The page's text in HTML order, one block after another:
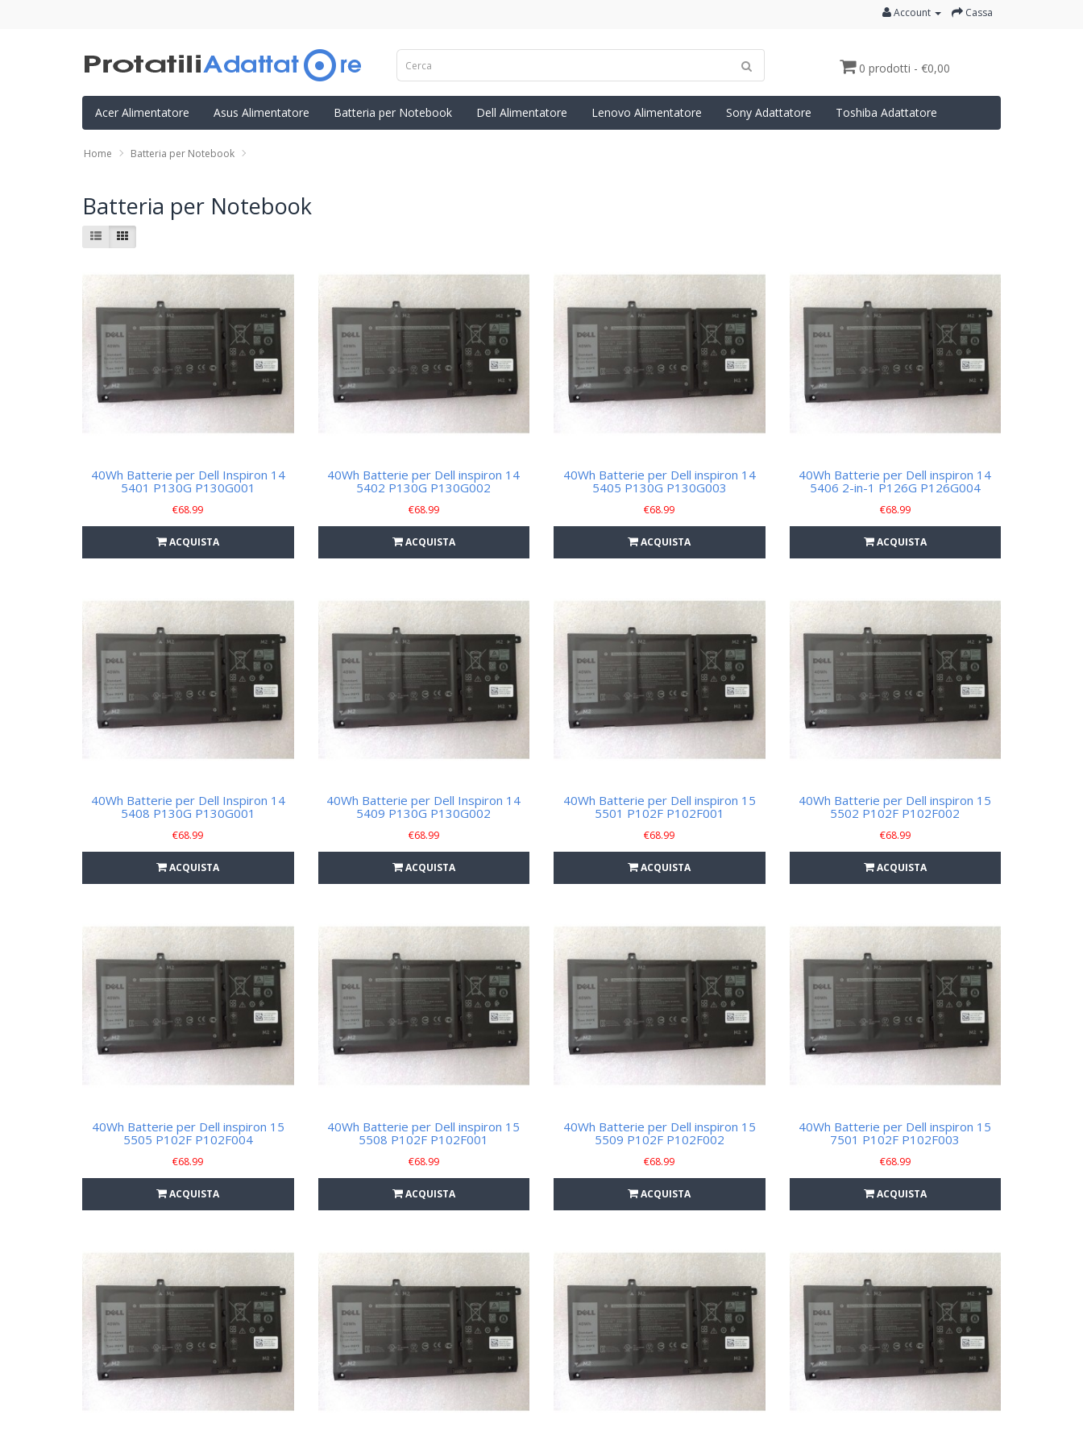
Account Cassa
0 prodotti - €0,00
Acer Alimentatore Asus Alimentatore Batteria per Notebook Dell Alimentatore Lenovo Alimentatore Sony Adattatore Toshiba Adattatore
Home Batteria per Notebook
Batteria per Notebook
40Wh Batterie per Dell Inspiron 14
5401 P130G P130G001
€68.99
ACQUISTA
40Wh Batterie per Dell inspiron 14
5402 P130G P130G002
€68.99
ACQUISTA
40Wh Batterie per Dell inspiron 14
5405 P130G P130G003
€68.99
ACQUISTA
40Wh Batterie per Dell inspiron 14
5406 2-in-1 P126G P126G004
€68.99
ACQUISTA
40Wh Batterie per Dell Inspiron 14
5408 P130G P130G001
€68.99
ACQUISTA
40Wh Batterie per Dell Inspiron 14
5409 P130G P130G002
€68.99
ACQUISTA
40Wh Batterie per Dell inspiron 15
5501 P102F P102F001
€68.99
ACQUISTA
40Wh Batterie per Dell inspiron 15
5502 P102F P102F002
€68.99
ACQUISTA
40Wh Batterie per Dell inspiron 15
5505 P102F P102F004
€68.99
ACQUISTA
40Wh Batterie per Dell inspiron 15
5508 P102F P102F001
€68.99
ACQUISTA
40Wh Batterie per Dell inspiron 15
5509 P102F P102F002
€68.99
ACQUISTA
40Wh Batterie per Dell inspiron 15
7501 P102F P102F003
€68.99
ACQUISTA